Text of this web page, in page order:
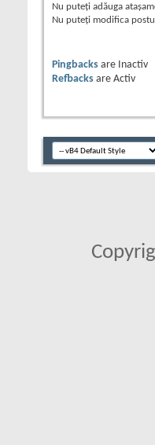
Nu puteţi adăuga
Nu puteţi modifica
Pingbacks are
Inactiv
Refbacks are Activ